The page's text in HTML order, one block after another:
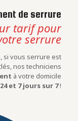
de serrure
tarif pour
serrure
si vous serrure est
nos techniciens
à votre domicile
et 7 jours sur 7!